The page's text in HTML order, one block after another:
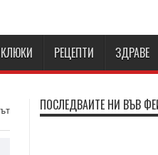
КЛЮКИ РЕЦЕПТИ ЗДРАВЕ
ПОСЛЕДВАЙТЕ НИ ВЪВ